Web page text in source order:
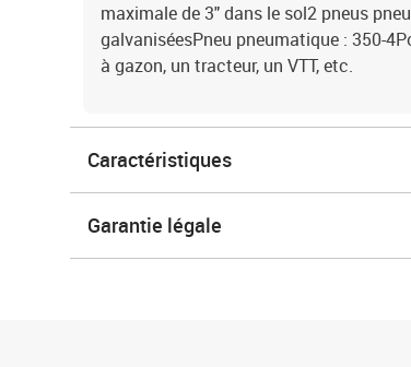
maximale de 3" dans le sol2 pneus
galvaniséesPneu pneumatique : 350-
à gazon, un tracteur, un VTT, etc.
Caractéristiques
Garantie légale